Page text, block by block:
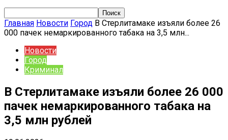
Главная Новости Город В Стерлитамаке изъяли более 26
000 пачек немаркированного табака на 3,5 млн...
Новости
Город
Криминал
В Стерлитамаке изъяли более 26 000
пачек немаркированного табака на
3,5 млн рублей